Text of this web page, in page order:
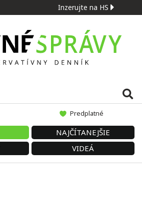
Inzerujte na HS
Predplatné
NAJČÍTANEJŠIE
VIDEÁ